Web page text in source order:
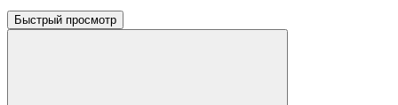
Быстрый просмотр